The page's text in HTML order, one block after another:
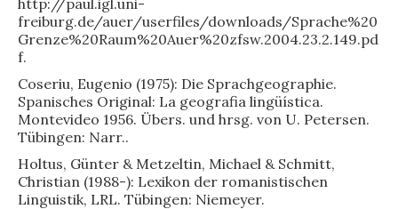
http://paul.igl.uni-
freiburg.de/auer/userfiles/downloads/Sprache%20
Grenze%20Raum%20Auer%20zfsw.2004.23.2.149.pd
f.
Coseriu, Eugenio (1975): Die Sprachgeographie.
Spanisches Original: La geografia lingüística.
Montevideo 1956. Übers. und hrsg. von U. Petersen.
Tübingen: Narr..
Holtus, Günter & Metzeltin, Michael & Schmitt,
Christian (1988-): Lexikon der romanistischen
Linguistik, LRL. Tübingen: Niemeyer.